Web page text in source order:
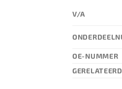
V/A
OE-NUMMER